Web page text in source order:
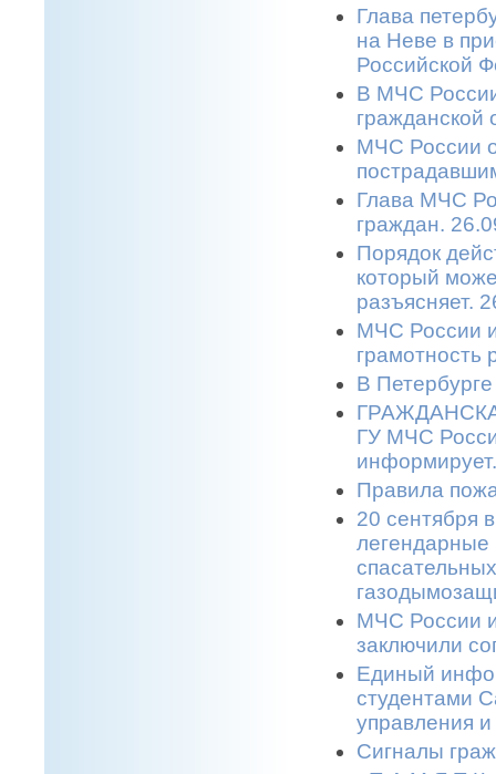
Глава
на Неве в
Российской
В МЧС
гражданской
МЧС России
Глава МЧС
граждан.
Порядок
который
разъясняет.
МЧС России
грамотность
В
ГУ МЧС
Правила
20 сентября
МЧС России
заключили
Единый
студентами
управления
Сигналы